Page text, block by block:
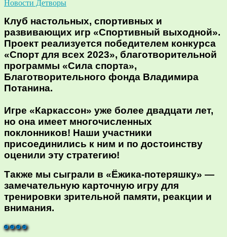
Новости Детворы
Клуб настольных, спортивных и
развивающих игр «Спортивный выходной».
Проект реализуется победителем конкурса
«Спорт для всех 2023», благотворительной
программы «Сила спорта»,
Благотворительного фонда Владимира
Потанина.
Игре «Каркассон» уже более двадцати лет,
но она имеет многочисленных
поклонников! Наши участники
присоединились к ним и по достоинству
оценили эту стратегию!
Также мы сыграли в «Ёжика-потеряшку» —
замечательную карточную игру для
тренировки зрительной памяти, реакции и
внимания.